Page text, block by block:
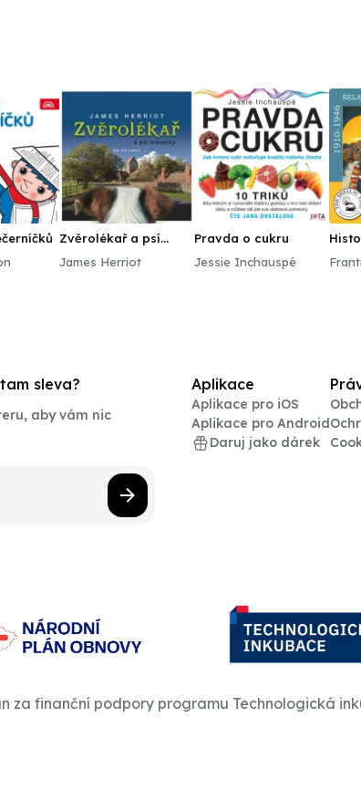
Zvěrolékař a psí
James Herriot
Pravda o cukru
Jessie Inchauspé
pryč
sleva?
aby vám nic
Aplikace
Aplikace pro iOS
Aplikace pro Android
Daruj jako dárek
za finanční podpory programu Technologická